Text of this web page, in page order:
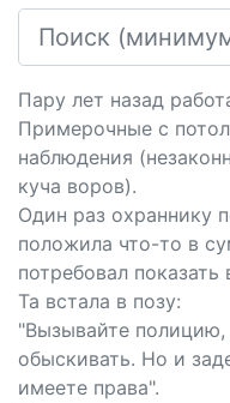
Пару лет назад
Примерочные с
наблюдения
куча воров).
Один раз охраннику
положила что-то в
потребовал показать
Та встала в позу:
"Вызывайте
обыскивать. Но и
имеете права".